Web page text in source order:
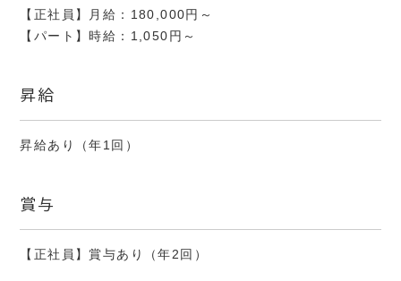
【正社員】月給：180,000円～
【パート】時給：1,050円～
昇給
昇給あり（年1回）
賞与
【正社員】賞与あり（年2回）